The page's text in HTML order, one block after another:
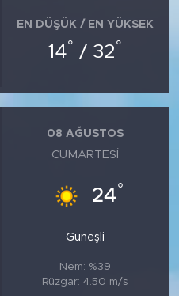
EN DÜŞÜK / EN YÜKSEK
14° / 32°
08 AĞUSTOS
CUMARTESI
24°
Güneşli
Nem: %39
Rüzgar: 4.50 m/s